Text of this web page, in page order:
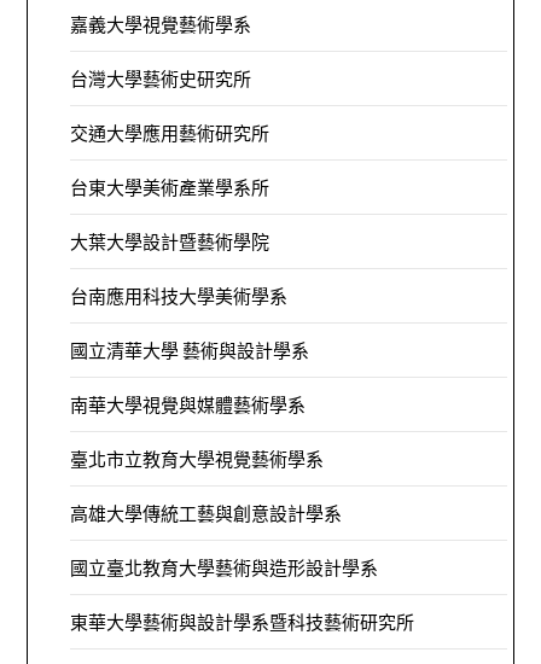
嘉義大學視覺藝術學系
台灣大學藝術史研究所
交通大學應用藝術研究所
台東大學美術產業學系所
大葉大學設計暨藝術學院
台南應用科技大學美術學系
國立清華大學 藝術與設計學系
南華大學視覺與媒體藝術學系
臺北市立教育大學視覺藝術學系
高雄大學傳統工藝與創意設計學系
國立臺北教育大學藝術與造形設計學系
東華大學藝術與設計學系暨科技藝術研究所